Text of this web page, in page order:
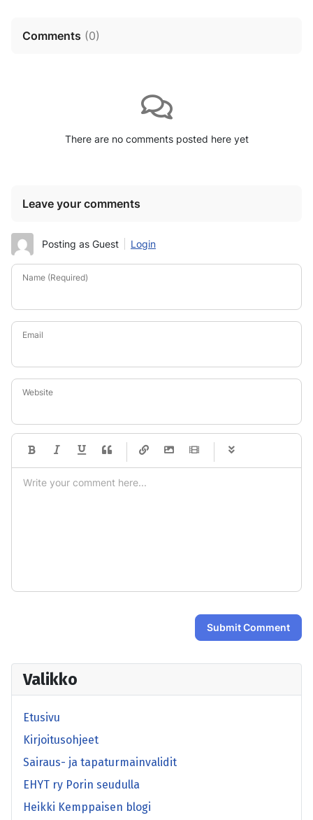
Comments (0)
There are no comments posted here yet
Leave your comments
Posting as Guest Login
Name (Required)
Email
Website
-
-
-
-
Submit Comment
Valikko
Etusivu
Kirjoitusohjeet
Sairaus- ja tapaturmainvalidit
EHYT ry Porin seudulla
Heikki Kemppaisen blogi